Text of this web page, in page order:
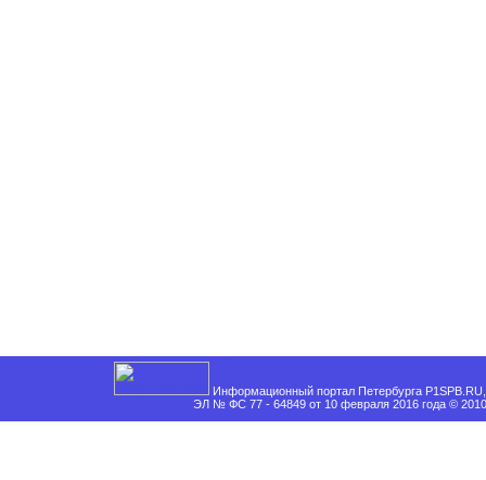
Информационный портал Петербурга
ЭЛ № ФС 77 - 64849 от 10 февраля 2016 года ©